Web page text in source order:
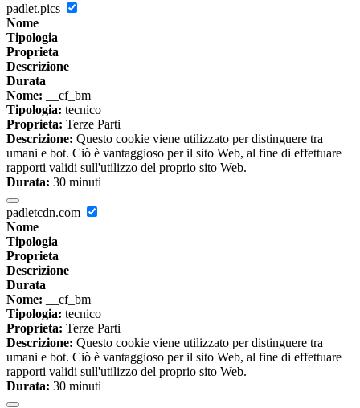
padlet.pics
Nome
Tipologia
Proprieta
Descrizione
Durata
Nome: __cf_bm
Tipologia: tecnico
Proprieta: Terze Parti
Descrizione: Questo cookie viene utilizzato per distinguere tra
umani e bot. Ciò è vantaggioso per il sito Web, al fine di effettuare
rapporti validi sull'utilizzo del proprio sito Web.
Durata: 30 minuti
padletcdn.com
Nome
Tipologia
Proprieta
Descrizione
Durata
Nome: __cf_bm
Tipologia: tecnico
Proprieta: Terze Parti
Descrizione: Questo cookie viene utilizzato per distinguere tra
umani e bot. Ciò è vantaggioso per il sito Web, al fine di effettuare
rapporti validi sull'utilizzo del proprio sito Web.
Durata: 30 minuti